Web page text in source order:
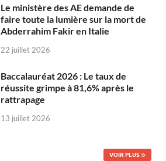
Le ministère des AE demande de
faire toute la lumière sur la mort de
Abderrahim Fakir en Italie
22 juillet 2026
Baccalauréat 2026 : Le taux de
réussite grimpe à 81,6% après le
rattrapage
13 juillet 2026
VOIR PLUS